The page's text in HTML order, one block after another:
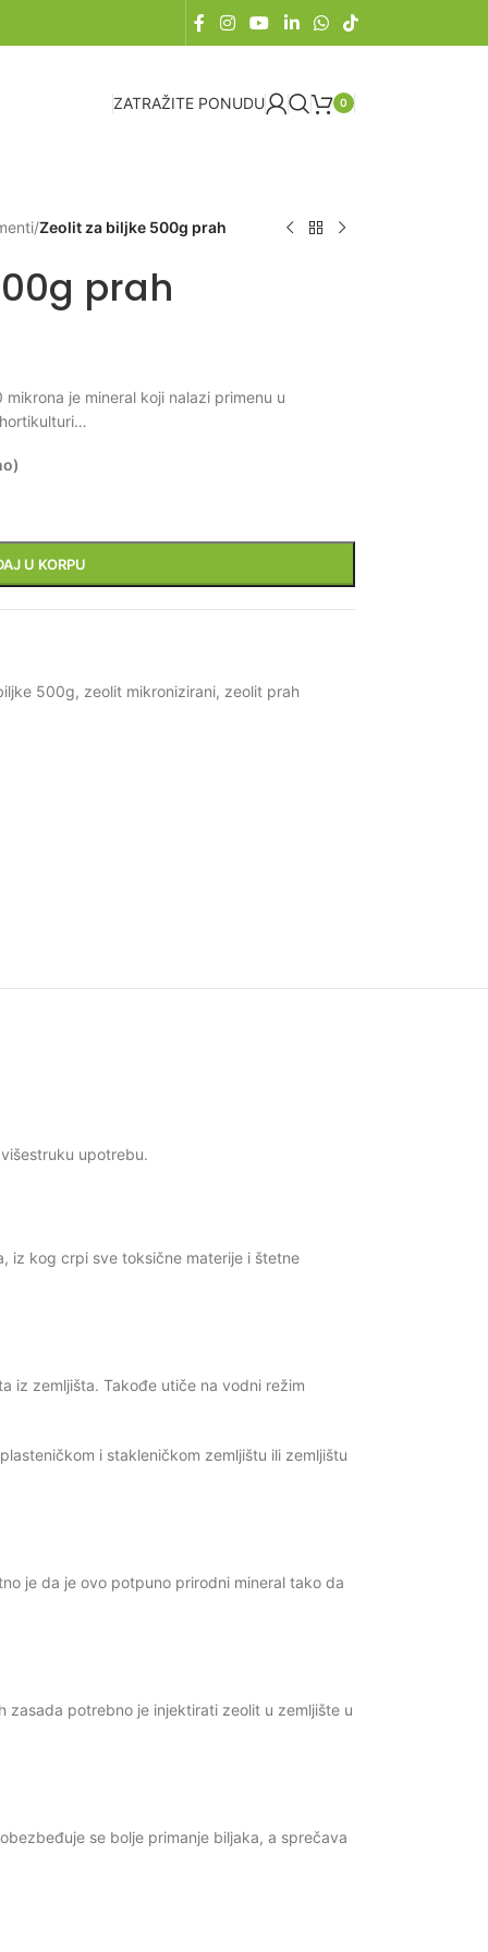
ZATRAŽITE PONUDU 0
/Zeolit za biljke 500g prah
prah
je mineral koji nalazi primenu u
U KORPU
500g, zeolit mikronizirani, zeolit prah
upotrebu.
iz kog crpi sve toksične materije i štetne
iz zemljišta. Takođe utiče na vodni režim
i stakleničkom zemljištu ili zemljištu
je da je ovo potpuno prirodni mineral tako da
potrebno je injektirati zeolit u zemljište u
se bolje primanje biljaka, a sprečava